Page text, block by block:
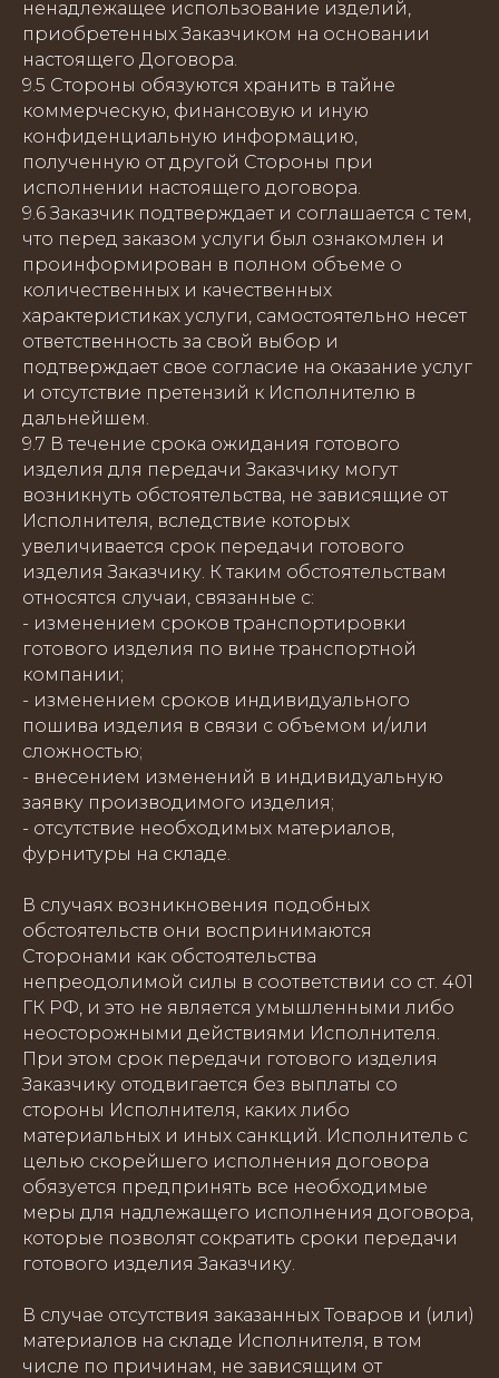
ненадлежащее использование изделий,
приобретенных Заказчиком на основании
настоящего Договора.
9.5 Стороны обязуются хранить в тайне
коммерческую, финансовую и иную
конфиденциальную информацию,
полученную от другой Стороны при
исполнении настоящего договора.
9.6 Заказчик подтверждает и соглашается с тем,
что перед заказом услуги был ознакомлен и
проинформирован в полном объеме о
количественных и качественных
характеристиках услуги, самостоятельно несет
ответственность за свой выбор и
подтверждает свое согласие на оказание услуг
и отсутствие претензий к Исполнителю в
дальнейшем.
9.7 В течение срока ожидания готового
изделия для передачи Заказчику могут
возникнуть обстоятельства, не зависящие от
Исполнителя, вследствие которых
увеличивается срок передачи готового
изделия Заказчику. К таким обстоятельствам
относятся случаи, связанные с:
- изменением сроков транспортировки
готового изделия по вине транспортной
компании;
- изменением сроков индивидуального
пошива изделия в связи с объемом и/или
сложностью;
- внесением изменений в индивидуальную
заявку производимого изделия;
- отсутствие необходимых материалов,
фурнитуры на складе.
В случаях возникновения подобных
обстоятельств они воспринимаются
Сторонами как обстоятельства
непреодолимой силы в соответствии со ст. 401
ГК РФ, и это не является умышленными либо
неосторожными действиями Исполнителя.
При этом срок передачи готового изделия
Заказчику отодвигается без выплаты со
стороны Исполнителя, каких либо
материальных и иных санкций. Исполнитель с
целью скорейшего исполнения договора
обязуется предпринять все необходимые
меры для надлежащего исполнения договора,
которые позволят сократить сроки передачи
готового изделия Заказчику.
В случае отсутствия заказанных Товаров и (или)
материалов на складе Исполнителя, в том
числе по причинам, не зависящим от